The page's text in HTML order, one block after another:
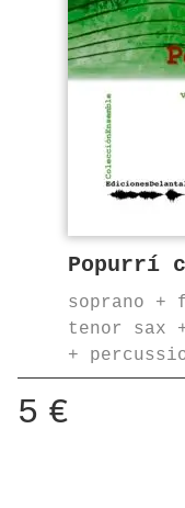
Popurrí
soprano
tenor sax
+
5 €